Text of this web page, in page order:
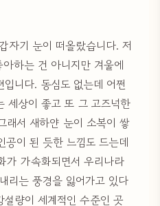
자기 눈이 떠올랐습니다. 저
하는 건 아니지만 겨울에
니다. 동심도 없는데 어쩐
세상이 좋고 또 그 고즈넉한
래서 새하얀 눈이 소복이 쌓
이 된 듯한 느낌도 드는데
가 가속화되면서 우리나라
리는 풍경을 잃어가고 있다
량이 세계적인 수준인 곳